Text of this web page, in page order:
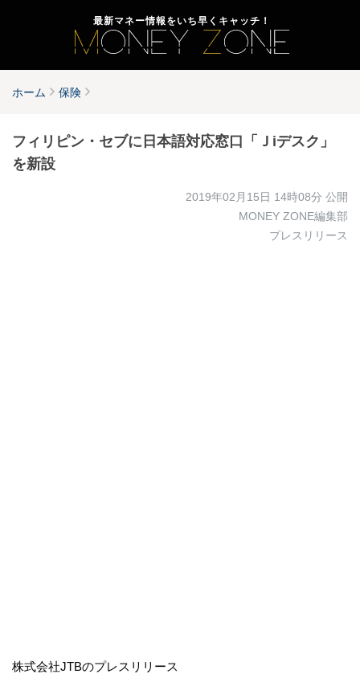
最新マネー情報をいち早くキャッチ！
ホーム 保険
フィリピン・セブに日本語対応窓口「Ｊiデスク」
を新設
2019年02月15日 14時08分 公開
MONEY ZONE編集部
プレスリリース
株式会社JTBのプレスリリース